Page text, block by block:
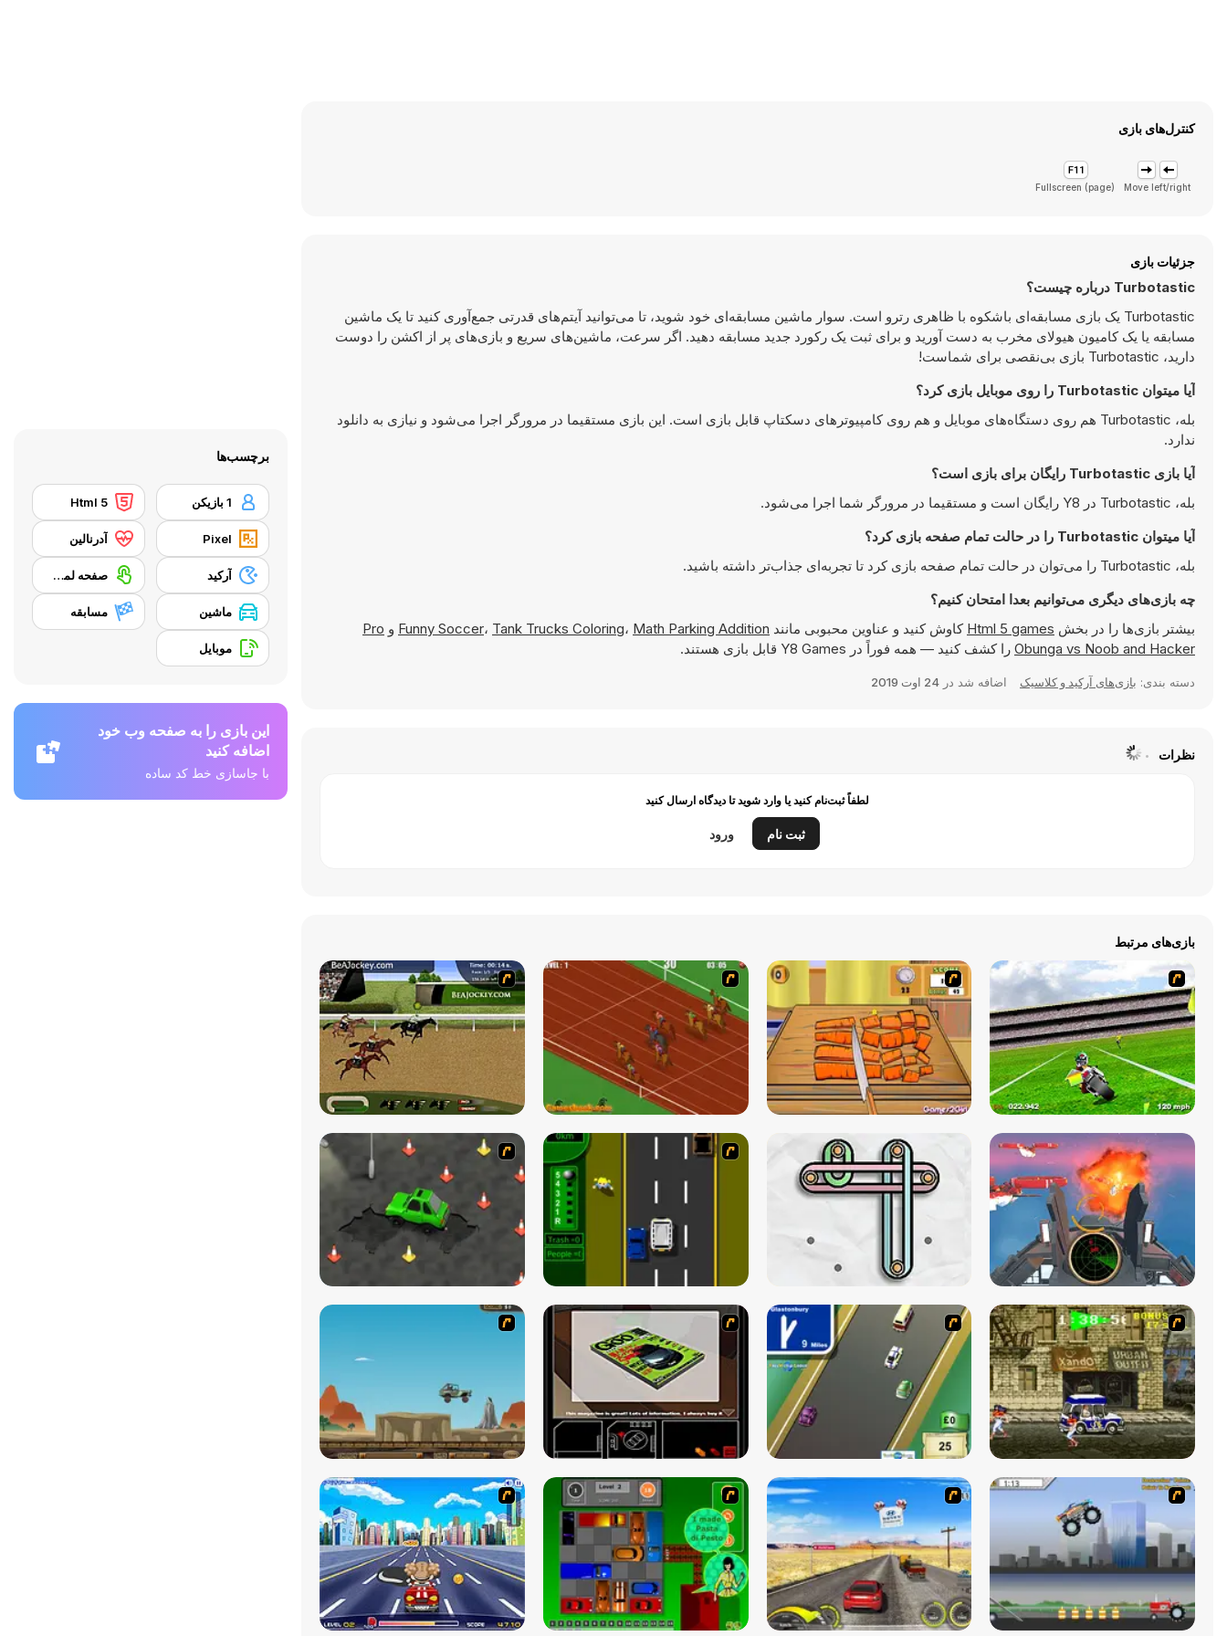
کنترل‌های بازی
Move left/right
Fullscreen (page)
جزئیات بازی
Turbotastic درباره چیست؟
Turbotastic یک بازی مسابقه‌ای باشکوه با ظاهری رترو است. سوار ماشین مسابقه‌ای خود شوید، تا می‌توانید آیتم‌های قدرتی جمع‌آوری کنید تا یک ماشین
مسابقه یا یک کامیون هیولای مخرب به دست آورید و برای ثبت یک رکورد جدید مسابقه دهید. اگر سرعت، ماشین‌های سریع و بازی‌های پر از اکشن را دوست
دارید، Turbotastic بازی بی‌نقصی برای شماست!
آیا میتوان Turbotastic را روی موبایل بازی کرد؟
بله، Turbotastic هم روی دستگاه‌های موبایل و هم روی کامپیوترهای دسکتاپ قابل بازی است. این بازی مستقیما در مرورگر اجرا می‌شود و نیازی به دانلود
ندارد.
آیا بازی Turbotastic رایگان برای بازی است؟
بله، Turbotastic در Y8 رایگان است و مستقیما در مرورگر شما اجرا می‌شود.
آیا میتوان Turbotastic را در حالت تمام صفحه بازی کرد؟
بله، Turbotastic را می‌توان در حالت تمام صفحه بازی کرد تا تجربه‌ای جذاب‌تر داشته باشید.
چه بازی‌های دیگری می‌توانیم بعدا امتحان کنیم؟
بیشتر بازی‌ها را در بخش Html 5 games کاوش کنید و عناوین محبوبی مانند Funny Soccer، Tank Trucks Coloring، Math Parking Addition و Pro
Obunga vs Noob and Hacker را کشف کنید — همه فوراً در Y8 Games قابل بازی هستند.
دسته بندی: بازی‌های آرکید و کلاسیک اضافه شد در 24 اوت 2019
نظرات
لطفاً ثبت‌نام کنید یا وارد شوید تا دیدگاه ارسال کنید
ثبت نام ورود
بازی‌های مرتبط
برچسب‌ها
1 بازیکن Html 5
Pixel آدرنالین
آرکید صفحه لمسی
ماشین مسابقه
موبایل
این بازی را به صفحه وب خود
اضافه کنید
با جاسازی خط کد ساده